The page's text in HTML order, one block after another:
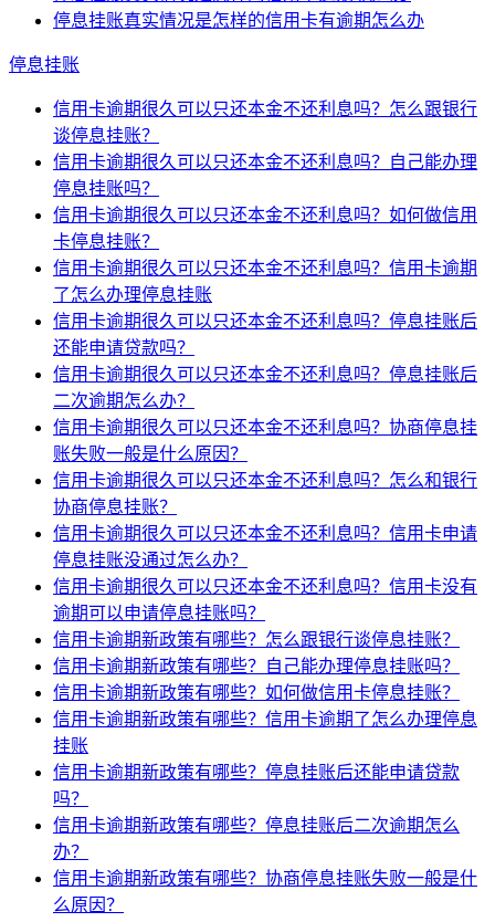
停息挂账真实情况是怎样的信用卡有逾期怎么办
停息挂账
信用卡逾期很久可以只还本金不还利息吗？怎么跟银行
谈停息挂账？
信用卡逾期很久可以只还本金不还利息吗？自己能办理
停息挂账吗？
信用卡逾期很久可以只还本金不还利息吗？如何做信用
卡停息挂账？
信用卡逾期很久可以只还本金不还利息吗？信用卡逾期
了怎么办理停息挂账
信用卡逾期很久可以只还本金不还利息吗？停息挂账后
还能申请贷款吗？
信用卡逾期很久可以只还本金不还利息吗？停息挂账后
二次逾期怎么办？
信用卡逾期很久可以只还本金不还利息吗？协商停息挂
账失败一般是什么原因？
信用卡逾期很久可以只还本金不还利息吗？怎么和银行
协商停息挂账？
信用卡逾期很久可以只还本金不还利息吗？信用卡申请
停息挂账没通过怎么办？
信用卡逾期很久可以只还本金不还利息吗？信用卡没有
逾期可以申请停息挂账吗？
信用卡逾期新政策有哪些？怎么跟银行谈停息挂账？
信用卡逾期新政策有哪些？自己能办理停息挂账吗？
信用卡逾期新政策有哪些？如何做信用卡停息挂账？
信用卡逾期新政策有哪些？信用卡逾期了怎么办理停息
挂账
信用卡逾期新政策有哪些？停息挂账后还能申请贷款
吗？
信用卡逾期新政策有哪些？停息挂账后二次逾期怎么
办？
信用卡逾期新政策有哪些？协商停息挂账失败一般是什
么原因？